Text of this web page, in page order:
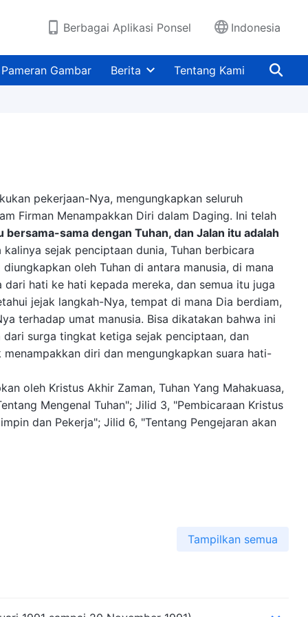
Berbagai Aplikasi Ponsel Indonesia
Pameran Gambar Berita Tentang Kami
pekerjaan-Nya, mengungkapkan seluruh
Firman Menampakkan Diri dalam Daging. Ini telah
bersama-sama dengan Tuhan, dan Jalan itu adalah
sejak penciptaan dunia, Tuhan berbicara
oleh Tuhan di antara manusia, di mana
hati ke hati kepada mereka, dan semua itu juga
jejak langkah-Nya, tempat di mana Dia berdiam,
terhadap umat manusia. Bisa dikatakan bahwa ini
surga tingkat ketiga sejak penciptaan, dan
diri dan mengungkapkan suara hati-
oleh Kristus Akhir Zaman, Tuhan Yang Mahakuasa,
Mengenal Tuhan"; Jilid 3, "Pembicaraan Kristus
dan Pekerja"; Jilid 6, "Tentang Pengejaran akan
Tampilkan semua